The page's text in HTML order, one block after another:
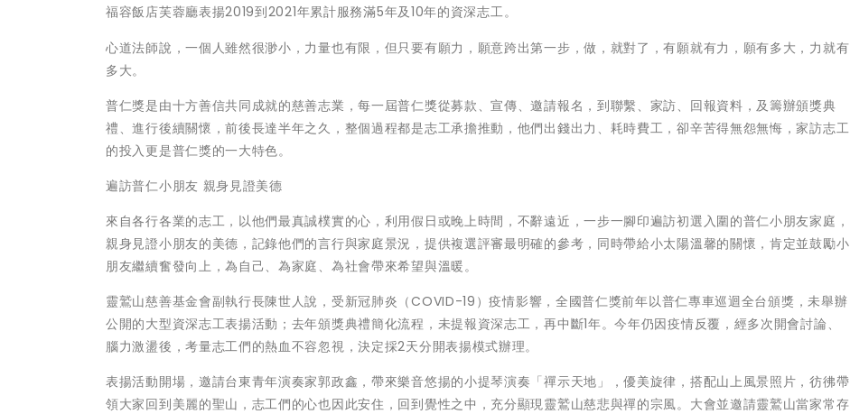
福容飯店芙蓉廳表揚2019到2021年累計服務滿5年及10年的資深志工。
心道法師說，一個人雖然很渺小，力量也有限，但只要有願力，願意跨出第一步，做，就對了，有願就有力，願有多大，力就有
多大。
普仁獎是由十方善信共同成就的慈善志業，每一屆普仁獎從募款、宣傳、邀請報名，到聯繫、家訪、回報資料，及籌辦頒獎典
禮、進行後續關懷，前後長達半年之久，整個過程都是志工承擔推動，他們出錢出力、耗時費工，卻辛苦得無怨無悔，家訪志工
的投入更是普仁獎的一大特色。
遍訪普仁小朋友 親身見證美德
來自各行各業的志工，以他們最真誠樸實的心，利用假日或晚上時間，不辭遠近，一步一腳印遍訪初選入圍的普仁小朋友家庭，
親身見證小朋友的美德，記錄他們的言行與家庭景況，提供複選評審最明確的參考，同時帶給小太陽溫馨的關懷，肯定並鼓勵小
朋友繼續奮發向上，為自己、為家庭、為社會帶來希望與溫暖。
靈鷲山慈善基金會副執行長陳世人說，受新冠肺炎（COVID-19）疫情影響，全國普仁獎前年以普仁專車巡迴全台頒獎，未舉辦
公開的大型資深志工表揚活動；去年頒獎典禮簡化流程，未提報資深志工，再中斷1年。今年仍因疫情反覆，經多次開會討論、
腦力激盪後，考量志工們的熱血不容忽視，決定採2天分開表揚模式辦理。
表揚活動開場，邀請台東青年演奏家郭政鑫，帶來樂音悠揚的小提琴演奏「禪示天地」，優美旋律，搭配山上風景照片，彷彿帶
領大家回到美麗的聖山，志工們的心也因此安住，回到覺性之中，充分顯現靈鷲山慈悲與禪的宗風。大會並邀請靈鷲山當家常存